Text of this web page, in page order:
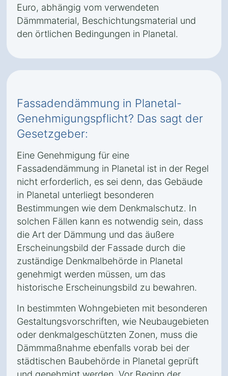
Euro, abhängig vom verwendeten
Dämmmaterial, Beschichtungsmaterial und
den örtlichen Bedingungen in Planetal.
Fassadendämmung in Planetal-
Genehmigungspflicht? Das sagt der
Gesetzgeber:
Eine Genehmigung für eine
Fassadendämmung in Planetal ist in der Regel
nicht erforderlich, es sei denn, das Gebäude
in Planetal unterliegt besonderen
Bestimmungen wie dem Denkmalschutz. In
solchen Fällen kann es notwendig sein, dass
die Art der Dämmung und das äußere
Erscheinungsbild der Fassade durch die
zuständige Denkmalbehörde in Planetal
genehmigt werden müssen, um das
historische Erscheinungsbild zu bewahren.
In bestimmten Wohngebieten mit besonderen
Gestaltungsvorschriften, wie Neubaugebieten
oder denkmalgeschützten Zonen, muss die
Dämmmaßnahme ebenfalls vorab bei der
städtischen Baubehörde in Planetal geprüft